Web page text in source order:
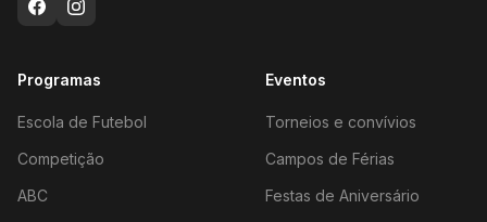
Programas
Escola de Futebol
Competição
ABC
Eventos
Torneios e convívios
Campos de Férias
Festas de Aniversário